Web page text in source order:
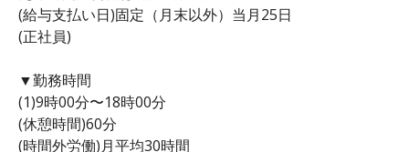
(給与支払い日)固定（月末以外）当月25日
(正社員)
▼勤務時間
(1)9時00分〜18時00分
(休憩時間)60分
(時間外労働)月平均30時間